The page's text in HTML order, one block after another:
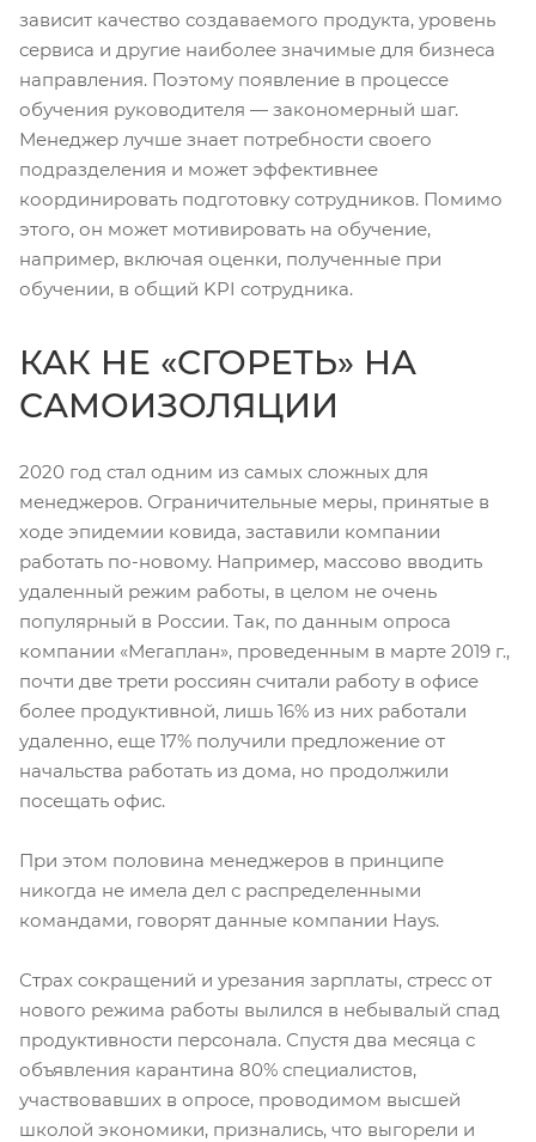
зависит качество создаваемого продукта, уровень
сервиса и другие наиболее значимые для бизнеса
направления. Поэтому появление в процессе
обучения руководителя — закономерный шаг.
Менеджер лучше знает потребности своего
подразделения и может эффективнее
координировать подготовку сотрудников. Помимо
этого, он может мотивировать на обучение,
например, включая оценки, полученные при
обучении, в общий KPI сотрудника.
КАК НЕ «СГОРЕТЬ» НА
САМОИЗОЛЯЦИИ
2020 год стал одним из самых сложных для
менеджеров. Ограничительные меры, принятые в
ходе эпидемии ковида, заставили компании
работать по-новому. Например, массово вводить
удаленный режим работы, в целом не очень
популярный в России. Так, по данным опроса
компании «Мегаплан», проведенным в марте 2019 г.,
почти две трети россиян считали работу в офисе
более продуктивной, лишь 16% из них работали
удаленно, еще 17% получили предложение от
начальства работать из дома, но продолжили
посещать офис.
При этом половина менеджеров в принципе
никогда не имела дел с распределенными
командами, говорят данные компании Hays.
Страх сокращений и урезания зарплаты, стресс от
нового режима работы вылился в небывалый спад
продуктивности персонала. Спустя два месяца с
объявления карантина 80% специалистов,
участвовавших в опросе, проводимом высшей
школой экономики, признались, что выгорели и